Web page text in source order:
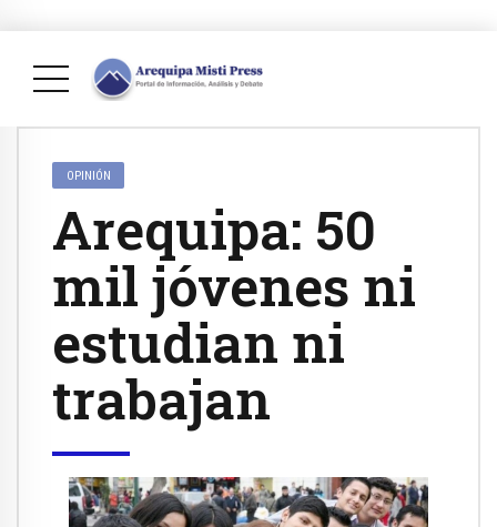
OPINIÓN
Arequipa: 50
mil jóvenes ni
estudian ni
trabajan